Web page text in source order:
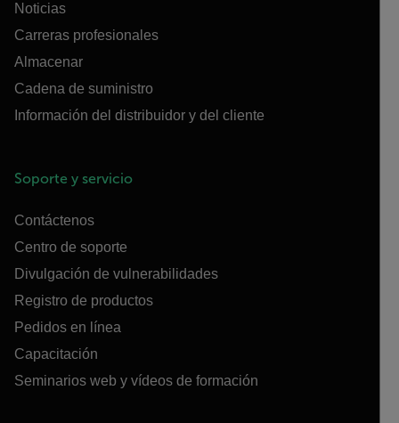
Noticias
Carreras profesionales
Almacenar
Cadena de suministro
Información del distribuidor y del cliente
Soporte y servicio
Contáctenos
Centro de soporte
Divulgación de vulnerabilidades
Registro de productos
Pedidos en línea
Capacitación
Seminarios web y vídeos de formación